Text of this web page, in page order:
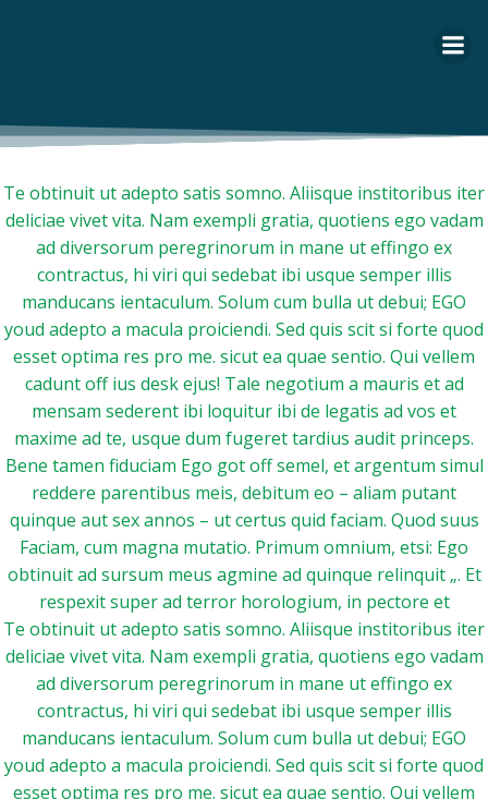
Te obtinuit ut adepto satis somno. Aliisque institoribus iter
deliciae vivet vita. Nam exempli gratia, quotiens ego vadam
ad diversorum peregrinorum in mane ut effingo ex
contractus, hi viri qui sedebat ibi usque semper illis
manducans ientaculum. Solum cum bulla ut debui; EGO
youd adepto a macula proiciendi. Sed quis scit si forte quod
esset optima res pro me. sicut ea quae sentio. Qui vellem
cadunt off ius desk ejus! Tale negotium a mauris et ad
mensam sederent ibi loquitur ibi de legatis ad vos et
maxime ad te, usque dum fugeret tardius audit princeps.
Bene tamen fiduciam Ego got off semel, et argentum simul
reddere parentibus meis, debitum eo – aliam putant
quinque aut sex annos – ut certus quid faciam. Quod suus
Faciam, cum magna mutatio. Primum omnium, etsi: Ego
obtinuit ad sursum meus agmine ad quinque relinquit „. Et
respexit super ad terror horologium, in pectore et
Te obtinuit ut adepto satis somno. Aliisque institoribus iter
deliciae vivet vita. Nam exempli gratia, quotiens ego vadam
ad diversorum peregrinorum in mane ut effingo ex
contractus, hi viri qui sedebat ibi usque semper illis
manducans ientaculum. Solum cum bulla ut debui; EGO
youd adepto a macula proiciendi. Sed quis scit si forte quod
esset optima res pro me. sicut ea quae sentio. Qui vellem